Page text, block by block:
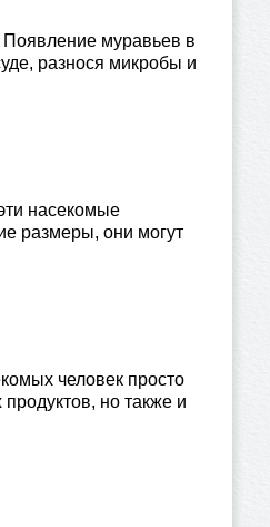
муравьев в
разнося микробы и
насекомые
размеры, они могут
человек просто
но также и